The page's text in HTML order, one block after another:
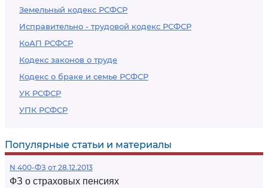
Земельный кодекс РСФСР
Исправительно - трудовой кодекс РСФСР
КоАП РСФСР
Кодекс законов о труде
Кодекс о браке и семье РСФСР
УК РСФСР
УПК РСФСР
Популярные статьи и материалы
N 400-ФЗ от 28.12.2013
ФЗ о страховых пенсиях